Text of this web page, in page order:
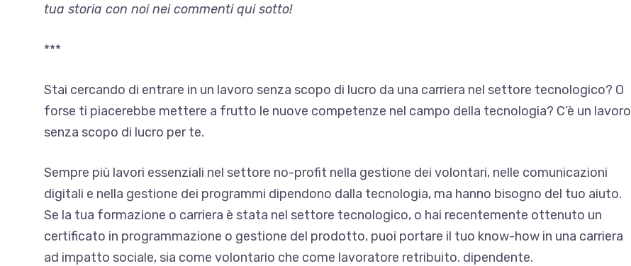
tua storia con noi nei commenti qui sotto!
***
Stai cercando di entrare in un lavoro senza scopo di lucro da una carriera nel settore tecnologico? O
forse ti piacerebbe mettere a frutto le nuove competenze nel campo della tecnologia? C’è un lavoro
senza scopo di lucro per te.
Sempre più lavori essenziali nel settore no-profit nella gestione dei volontari, nelle comunicazioni
digitali e nella gestione dei programmi dipendono dalla tecnologia, ma hanno bisogno del tuo aiuto.
Se la tua formazione o carriera è stata nel settore tecnologico, o hai recentemente ottenuto un
certificato in programmazione o gestione del prodotto, puoi portare il tuo know-how in una carriera
ad impatto sociale, sia come volontario che come lavoratore retribuito. dipendente.